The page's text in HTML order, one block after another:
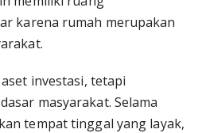
karena rumah merupakan
investasi, tetapi
masyarakat. Selama
tempat tinggal yang layak,